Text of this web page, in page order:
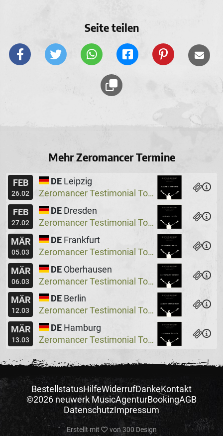
Seite teilen
Mehr Zeromancer Termine
FEB
26.02
DE Leipzig
Zeromancer Testimonial Tour, Special Guest: Lakeside X
FEB
27.02
DE Dresden
Zeromancer Testimonial Tour, Special Guest: Lakeside X
MÄR
05.03
DE Frankfurt
Zeromancer Testimonial Tour, Special Guest: Lakeside X
MÄR
06.03
DE Oberhausen
Zeromancer Testimonial Tour, Special Guest: Lakeside X
MÄR
12.03
DE Berlin
Zeromancer Testimonial Tour, Special Guest: Lakeside X
MÄR
13.03
DE Hamburg
Zeromancer Testimonial Tour, Special Guest: Lakeside X
BestellstatusHilfeWiderrufDankeKontakt
©2026 neuwerk MusicAgenturBookingAGB
DatenschutzImpressum
Erstellt mit von300 Design